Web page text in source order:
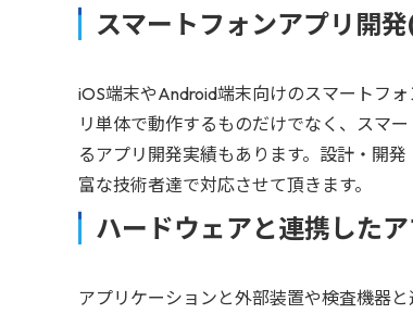
スマートフォンアプリ開
iOS端末やAndroid端末向けのスマートフ
リ単体で動作するものだけでなく、スマ
るアプリ開発実績もあります。設計・開
富な技術者達で対応させて頂きます。
ハードウェアと連携した
アプリケーションと外部装置や検査機器と